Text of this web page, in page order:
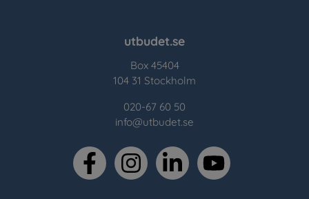
utbudet.se
Box 45404
104 31 Stockholm
020-67 60 50
info@utbudet.se
facebookinstagramlinkedin youtube